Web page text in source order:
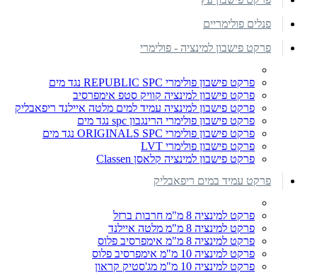
פנלים פולימריים
פרקט פישבון למינציה - פולימרי
פרקט פישבון פולימרי REPUBLIC SPC נגד מים
פרקט פישבון למינציה קוויק סטפ אימפרסיב
פרקט פישבון למינציה עמיד למים מלטה איילנד ריפאבליק
פרקט פישבון פולימרי הרינגבון spc נגד מים
פרקט פישבון פולימרי ORIGINALS SPC נגד מים
פרקט פישבון פולימרי LVT
פרקט פישבון למינציה קלאסן Classen
פרקט עמיד במים ריפאבליק
פרקט למינציה 8 מ"מ חרבות ברזל
פרקט למינציה 8 מ"מ מלטה איילנד
פרקט למינציה 8 מ"מ אימפרסיב פלוס
פרקט למינציה 10 מ"מ אימפרסיב פלוס
פרקט למינציה 10 מ"מ מג'סטיק קראון